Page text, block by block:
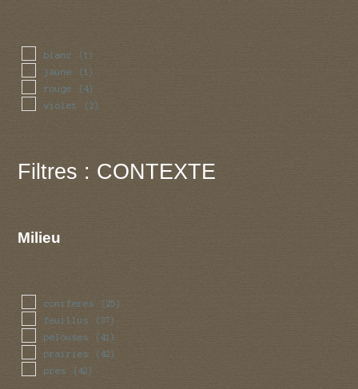
blanc (1)
jaune (1)
rouge (4)
violet (2)
Filtres : CONTEXTE
Milieu
coniferes (25)
feuillus (37)
pelouses (41)
prairies (42)
pres (42)